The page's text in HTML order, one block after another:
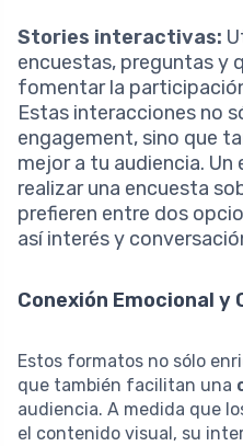
Stories interactivas:
encuestas, preguntas y
fomentar la
Estas interacciones no
engagement, sino que
mejor a tu audiencia.
realizar una encuesta
prefieren entre dos
así interés y
Conexión Emocional y
Estos formatos no sólo
que también facilitan una
audiencia. A medida que
el contenido visual, su